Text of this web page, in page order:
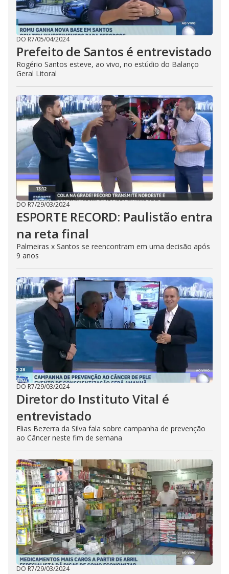
DO R7/05/04/2024
Prefeito de Santos é entrevistado
Rogério Santos esteve, ao vivo, no estúdio do Balanço
Geral Litoral
DO R7/29/03/2024
ESPORTE RECORD: Paulistão entra
na reta final
Palmeiras x Santos se reencontram em uma decisão após
9 anos
DO R7/29/03/2024
Diretor do Instituto Vital é
entrevistado
Elias Bezerra da Silva fala sobre campanha de prevenção
ao Câncer neste fim de semana
DO R7/29/03/2024